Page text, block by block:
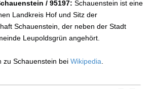
/ 95197: Schauenstein ist eine
Landkreis Hof und Sitz der
Schauenstein, der neben der Stadt
Leupoldsgrün angehört.
zu Schauenstein bei Wikipedia